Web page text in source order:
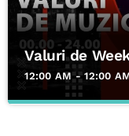
Valuri de
12:00 AM - 12:00